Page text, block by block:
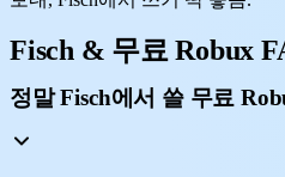
Fisch & 무료 Robux
정말 Fisch에서 쓸 무료